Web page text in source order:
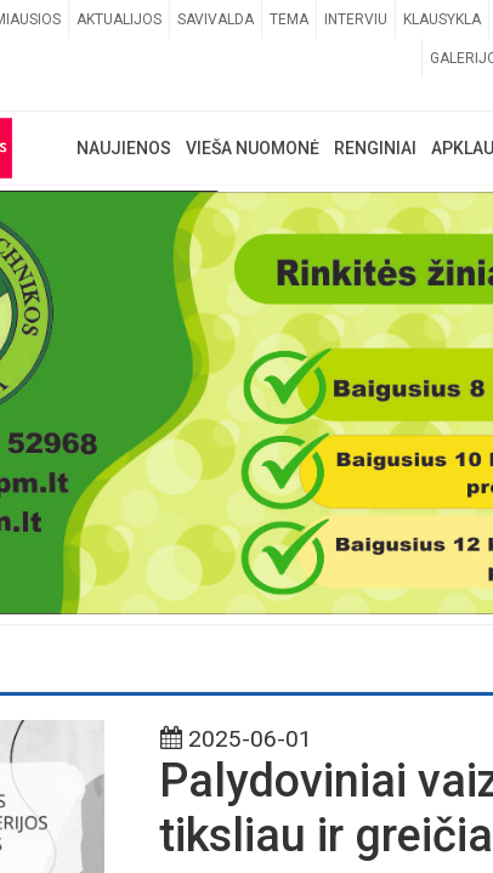
AKTUALIJOS SAVIVALDA TEMA INTERVIU KLAUSYKLA
NAUJIENOS VIEŠA NUOMONĖ RENGINIAI
2025-06-01
Palydoviniai
tiksliau ir